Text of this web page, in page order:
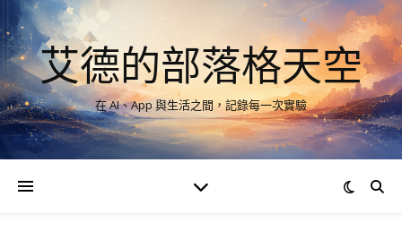
艾德的部落格天空
在 AI、App 與生活之間，記錄每一次實驗